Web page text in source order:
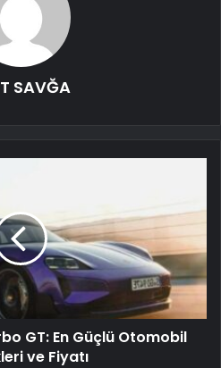
SAVĞA
GT: En Güçlü Otomobil
ve Fiyatı